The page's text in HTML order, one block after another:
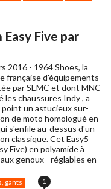
Five par
2016 - 1964 Shoes, la
française d'équipements
par SEMC et dont MNC
les chaussures Indy , a
point un astucieux sur-
de moto homologué en
s'enfile au-dessus d'un
classique. Cet Easy5
Five) en polyamide à
genoux - réglables en
gants 1